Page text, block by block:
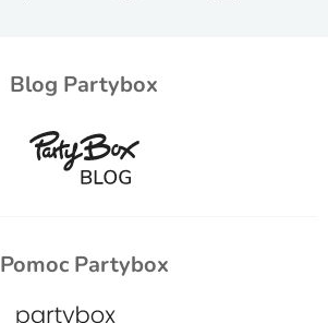
Blog Partybox
Pomoc Partybox